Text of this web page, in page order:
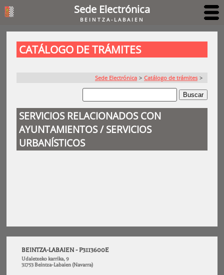
Sede Electrónica
BEINTZA-LABAIEN
CATÁLOGO DE TRÁMITES
Sede Electrónica > Catálogo de trámites >
SERVICIOS RELACIONADOS CON
AYUNTAMIENTOS / SERVICIOS
URBANÍSTICOS
BEINTZA-LABAIEN - P3113600E
Udaletxeko karrika, 9
31753 Beintza-Labaien (Navarra)